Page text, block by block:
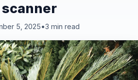
scanner
5, 2025•3 min read